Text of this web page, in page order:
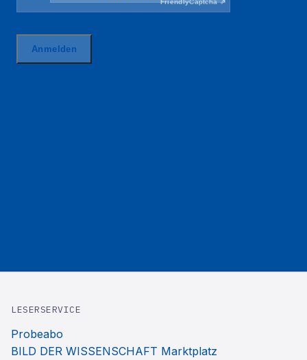
LESERSERVICE
Probeabo
BILD DER WISSENSCHAFT Marktplatz